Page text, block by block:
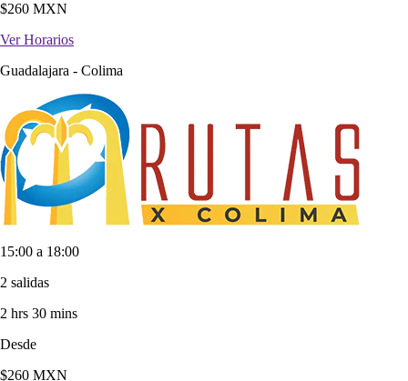
$260 MXN
Ver Horarios
Guadalajara - Colima
15:00 a 18:00
2 salidas
2 hrs 30 mins
Desde
$260 MXN